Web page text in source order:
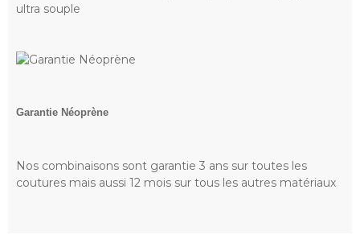
ultra souple
Garantie Néoprène
Nos combinaisons sont garantie 3 ans sur toutes les
coutures mais aussi 12 mois sur tous les autres matériaux